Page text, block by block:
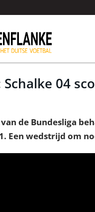
Schalke 04
de Bundesliga
Een wedstrijd om